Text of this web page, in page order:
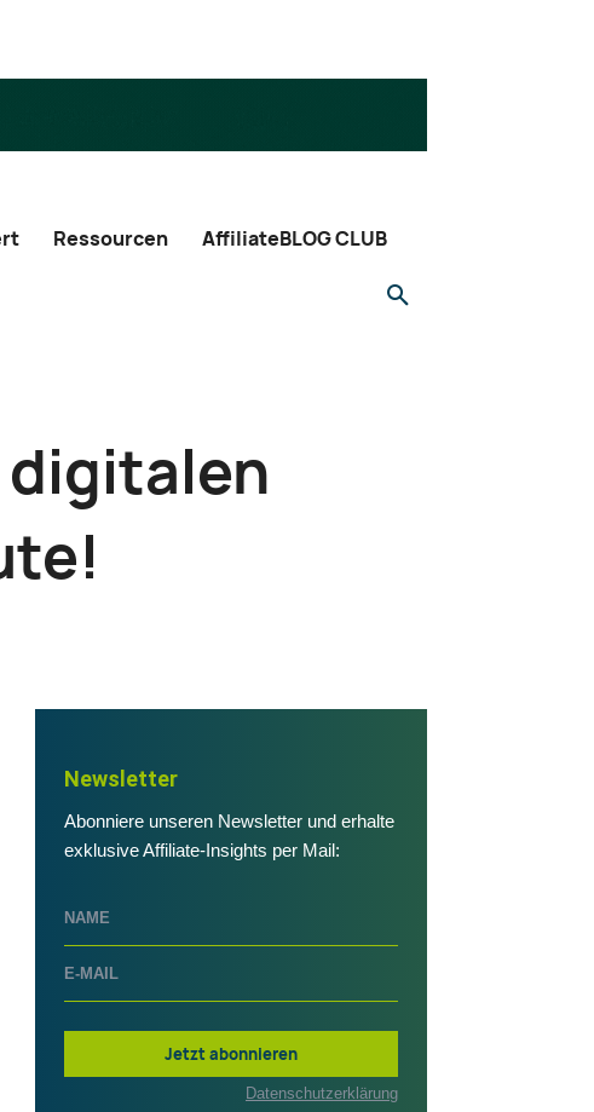
Ressourcen AffiliateBLOG CLUB
digitalen
Newsletter
Abonniere unseren Newsletter und erhalte
exklusive Affiliate-Insights per Mail:
Jetzt abonnieren
Datenschutzerklärung